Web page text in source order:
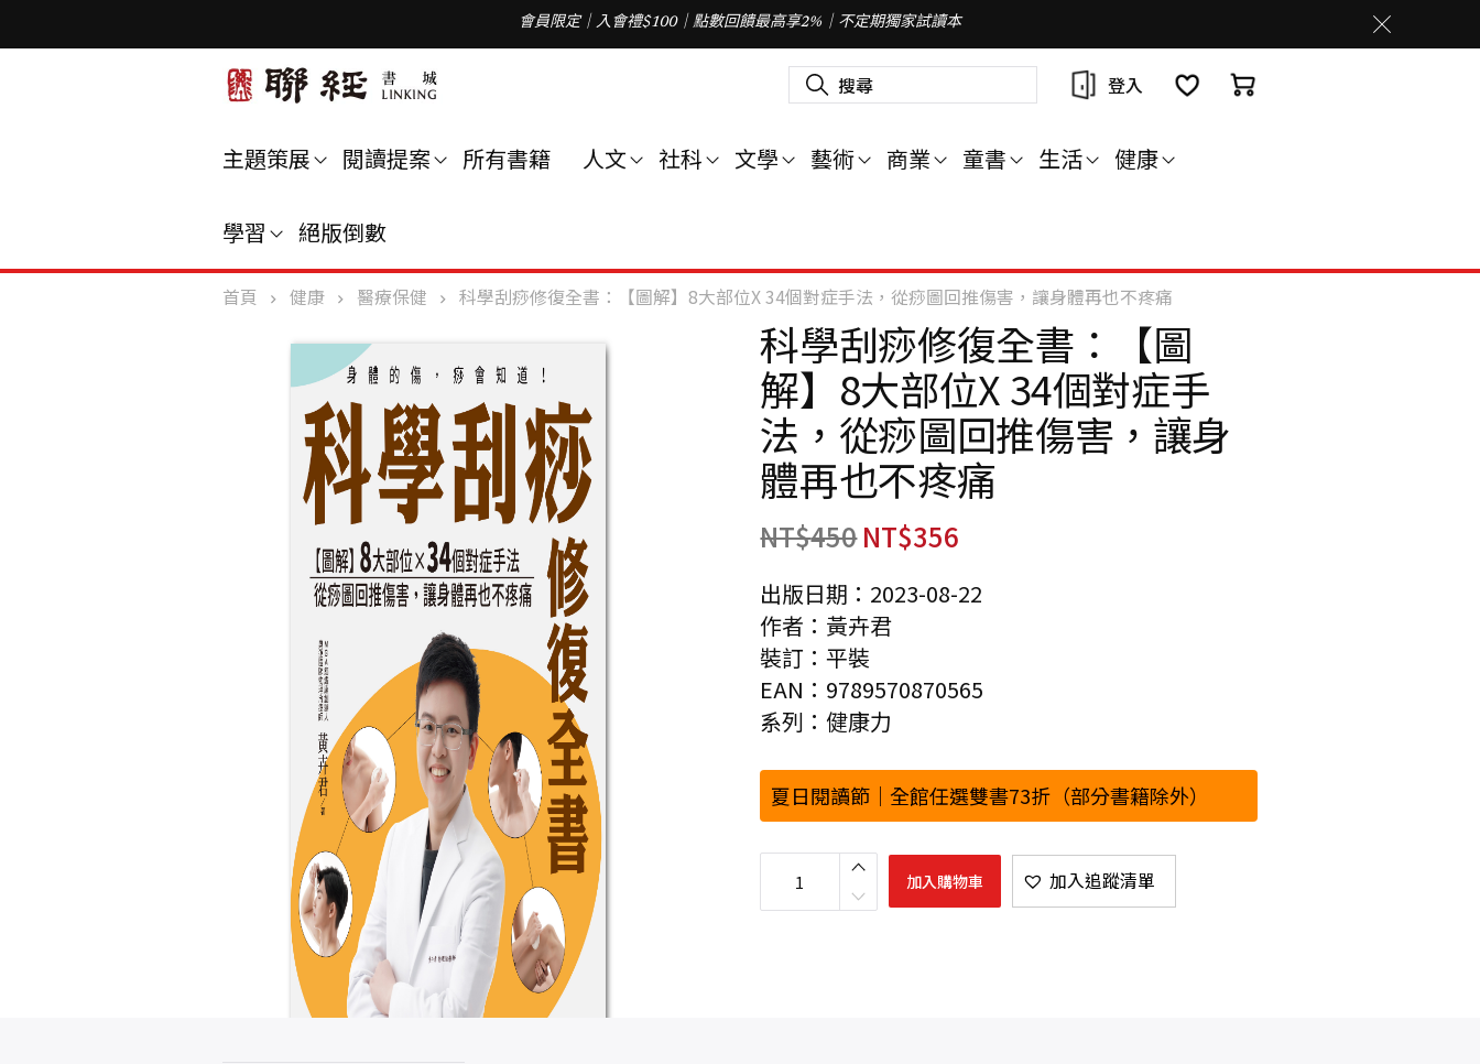
會員限定｜入會禮$100｜點數回饋最高享2%｜不定期獨家試讀本
搜
尋
字
登入
主題策展 閱讀提案 所有書籍 人文 社科 文學 藝術 商業 童書 生活 健康
學習 絕版倒數
首頁 健康 醫療保健 科學刮痧修復全書：【圖解】8大部位X 34個對症手法，從痧圖回推傷害，讓身體再也不疼痛
科學刮痧修復全書：【圖
解】8大部位X 34個對症手
法，從痧圖回推傷害，讓身
體再也不疼痛
NT$450NT$356
出版日期：2023-08-22
作者：黃卉君
裝訂：平裝
EAN：9789570870565
系列：健康力
夏日閱讀節｜全館任選雙書73折（部分書籍除外）
科
痧
加入購物車 加入追蹤清單